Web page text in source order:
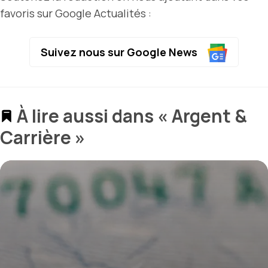
favoris sur Google Actualités :
Suivez nous sur Google News
À lire aussi dans « Argent &
Carrière »